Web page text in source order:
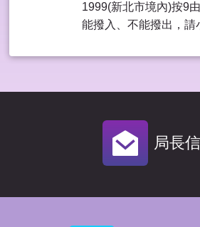
1999(新北市境內)按9
能撥入、不能撥出，請
局長